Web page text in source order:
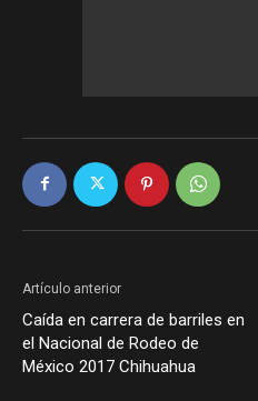
Artículo anterior
Caída en carrera de barriles en
el Nacional de Rodeo de
México 2017 Chihuahua